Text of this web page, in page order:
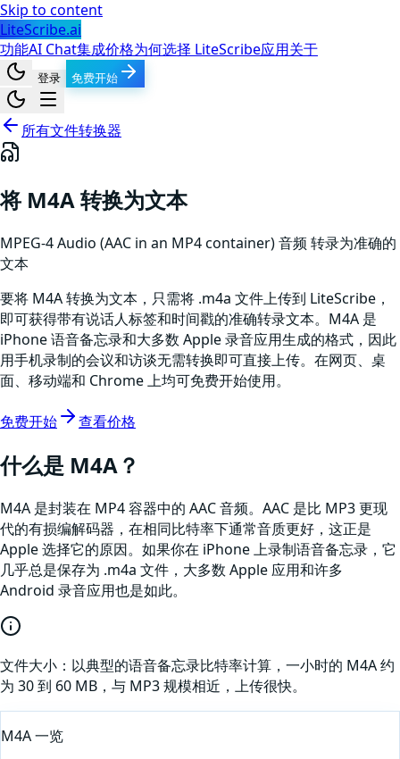
Skip to content
LiteScribe.ai
功能AI Chat集成价格为何选择 LiteScribe应用关于
登录 免费开始
所有文件转换器
将 M4A 转换为文本
MPEG-4 Audio (AAC in an MP4 container)音频 转录为准确的
文本
要将 M4A 转换为文本，只需将 .m4a 文件上传到 LiteScribe，
即可获得带有说话人标签和时间戳的准确转录文本。M4A 是
iPhone 语音备忘录和大多数 Apple 录音应用生成的格式，因此
用手机录制的会议和访谈无需转换即可直接上传。在网页、桌
面、移动端和 Chrome 上均可免费开始使用。
免费开始 查看价格
什么是 M4A？
M4A 是封装在 MP4 容器中的 AAC 音频。AAC 是比 MP3 更现
代的有损编解码器，在相同比特率下通常音质更好，这正是
Apple 选择它的原因。如果你在 iPhone 上录制语音备忘录，它
几乎总是保存为 .m4a 文件，大多数 Apple 应用和许多
Android 录音应用也是如此。
文件大小： 以典型的语音备忘录比特率计算，一小时的 M4A 约
为 30 到 60 MB，与 MP3 规模相近，上传很快。
M4A一览